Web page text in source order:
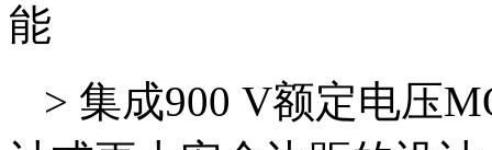
能
> 集成900 V额定电压